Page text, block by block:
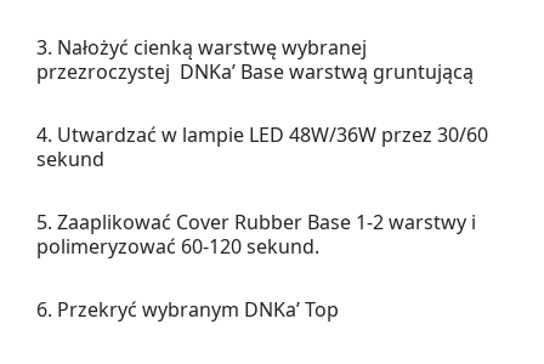
3. Nałożyć cienką warstwę wybranej
przezroczystej DNKa’ Base warstwą gruntującą
4. Utwardzać w lampie LED 48W/36W przez 30/60
sekund
5. Zaaplikować Cover Rubber Base 1-2 warstwy i
polimeryzować 60-120 sekund.
6. Przekryć wybranym DNKa’ Top